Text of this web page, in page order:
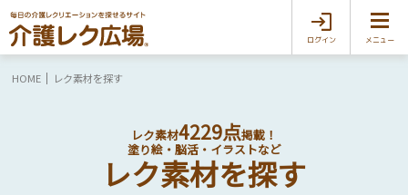
ログイン メニュー
HOME レク素材を探す
レク素材4229点掲載！
塗り絵・脳活・イラストなど
レク素材を探す